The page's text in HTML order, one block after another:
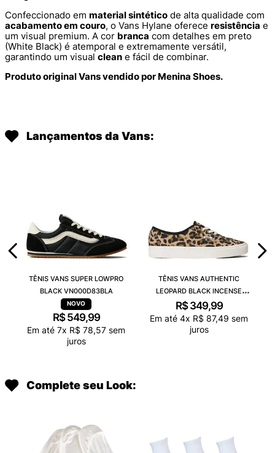
Confeccionado em material sintético de alta qualidade com
acabamento em couro, o Vans Hylane oferece resistência e
um visual premium. A cor branca com detalhes em preto
(White Black) é atemporal e extremamente versátil,
garantindo um visual clean e fácil de combinar.
Produto original Vans vendido por Menina Shoes.
Lançamentos da Vans:
TÊNIS VANS SUPER LOWPRO
BLACK VN000D83BLA
R$ 549,99
Em até 7x R$ 78,57 sem
juros
TÊNIS VANS AUTHENTIC
LEOPARD BLACK INCENSE
VN000D6GGR4
R$ 349,99
Em até 4x R$ 87,49 sem
juros
Complete seu Look: